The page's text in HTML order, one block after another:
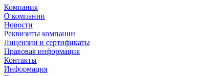
Компания
О компании
Новости
Реквизиты компании
Лицензии и сертификаты
Правовая информация
Контакты
Информация